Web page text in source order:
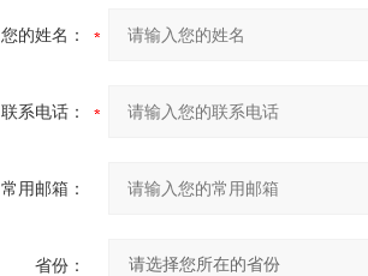
您的姓名：
联系电话：
常用邮箱：
省份：